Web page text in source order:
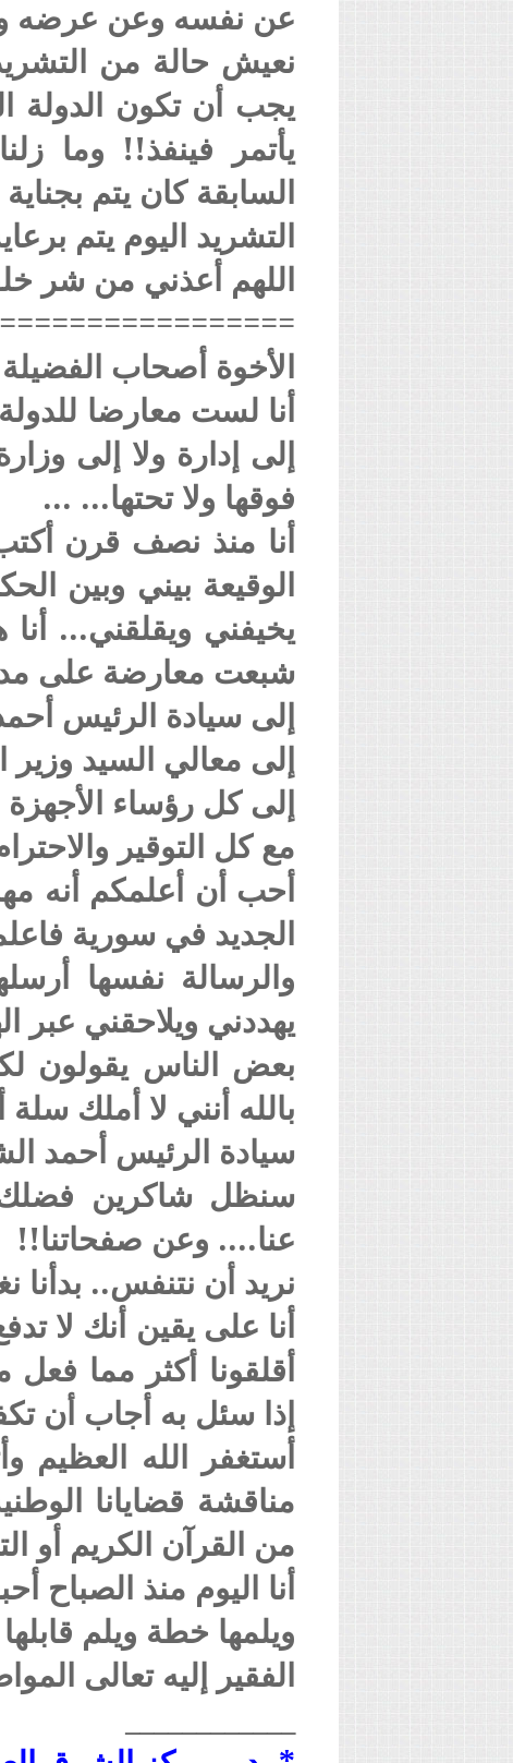
عن نفسه وعن عرضه
نعيش حالة من
يجب أن تكون الدولة
يأتمر فينفذ!! وما
السابقة كان يتم بجناية
التشريد اليوم يتم
اللهم أعذني من شر
الأخوة أصحاب الفضيلة
أنا لست معارضا
إلى إدارة ولا إلى
فوقها ولا تحتها... ...
أنا منذ نصف قرن
الوقيعة بيني وبين
يخيفني ويقلقني...
شبعت معارضة على
إلى سيادة الرئيس
إلى معالي السيد وزير
إلى كل رؤساء الأجهزة
مع كل التوقير
أحب أن أعلمكم أنه
الجديد في سورية
والرسالة نفسها
يهددني ويلاحقني عبر
بعض الناس يقولون
بالله أنني لا أملك
سيادة الرئيس أحمد
سنظل شاكرين فضلك
عنا.... وعن صفحاتنا!!
نريد أن نتنفس..
أنا على يقين أنك لا
أقلقونا أكثر مما
إذا سئل به أجاب أن
أستغفر الله
مناقشة قضايانا
من القرآن الكريم أو
أنا اليوم منذ
ويلمها خطة ويلم
الفقير إليه تعالى